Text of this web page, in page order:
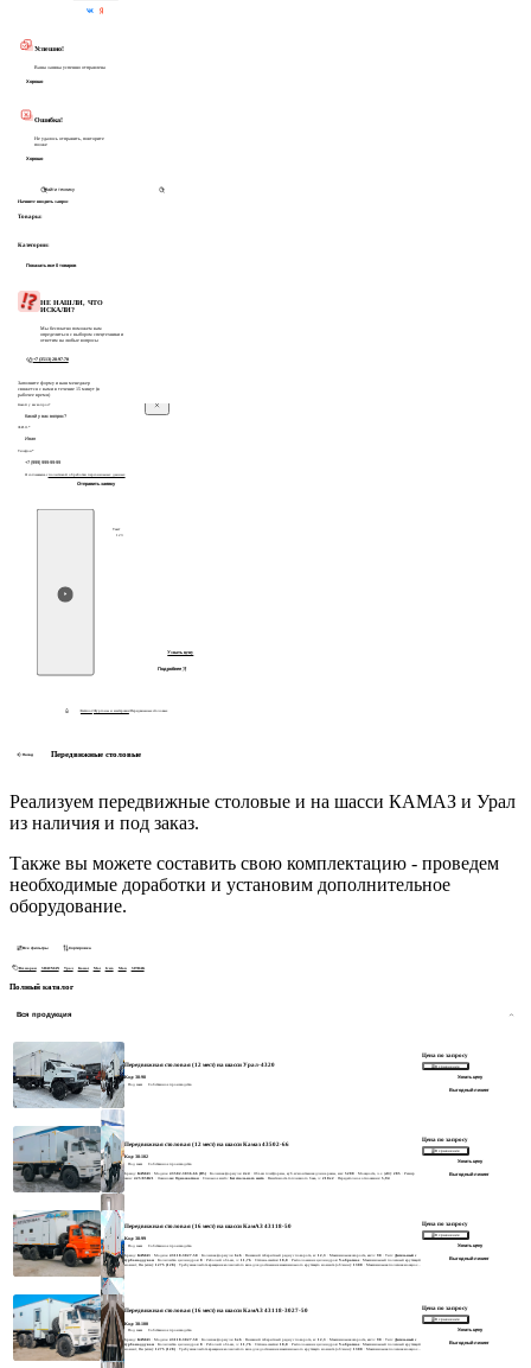
Успешно!
Ваша заявка успешно отправлена
Хорошо
Ошибка!
Не удалось отправить, повторите
позже
Хорошо
Начните вводить запрос
Товары:
Категории:
Показать все 0 товаров
НЕ НАШЛИ, ЧТО
ИСКАЛИ?
Мы бесплатно поможем вам
определиться с выбором спецтехники и
ответим на любые вопросы
+7 (3513) 28-97-70
Заполните форму и наш менеджер
свяжется с вами в течение 15 минут (в
рабочее время)
Какой у вас вопрос?
Ф.И.О.*
Телефон*
Я соглашаюсь с политикой обработки персональных данных
Отправить заявку
Текст
123
Узнать цену
Подробнее
/Каталог/Фургоны и мастерские/Передвижные столовые
Назад Передвижные столовые
Подробнее
Реализуем передвижные столовые и на шасси КАМАЗ и Урал
из наличия и под заказ.
Также вы можете составить свою комплектацию - проведем
необходимые доработки и установим дополнительное
оборудование.
Все фильтры Сортировка
Все марки SHACMAN Урал Камаз Маз Iveco Man SITRAK
Полный каталог
Вся продукция
Передвижная столовая (12 мест) на шасси Урал-4320
Код: 38-98
Под заказ
Собственное производство
Цена по запросу
В сравнение
Узнать цену
Выгодный лизинг
Передвижная столовая (12 мест) на шасси Камаз 43502-66
Код: 38-102
Под заказ
Собственное производство
Бренд:КАМАЗ · Модель:43502-3036-66 (D5) · Колесная формула:4х4 · Объем платформы, куб.м/монтажная длина рамы, мм:5200 · Мощность, л.с. (кВт):285 · Размер
шин:425/85R21 · Ошиновка:Односкатная · Спальное место:Без спального места · Вместимость топливного бака, л:210х2 · Передаточное отношение:5,94
Цена по запросу
В сравнение
Узнать цену
Выгодный лизинг
Передвижная столовая (16 мест) на шасси КамАЗ 43118-50
Код: 38-99
Под заказ
Собственное производство
Бренд:КАМАЗ · Модель:43118-3027-50 · Колесная формула:6х6 · Внешний габаритный радиус поворота, м:12,3 · Максимальная скорость, км/ч:90 · Тип:Дизельный с
турбонаддувом · Количество цилиндров:8 · Рабочий объем, л:11,76 · Степень сжатия:18,0 · Расположение цилиндров:V-образное· Максимальный полезный крутящий
момент, Нм (кгсм):1275 (128) · Требуемая частота вращения коленчатого вала для достижения максимального крутящего момента (об/мин):1300 · Максимальная полезная мощность,
Цена по запросу
В сравнение
Узнать цену
Выгодный лизинг
Передвижная столовая (16 мест) на шасси КамАЗ 43118-3027-50
Код: 38-100
Под заказ
Собственное производство
Бренд:КАМАЗ · Модель:43118-3027-50 · Колесная формула:6х6 · Внешний габаритный радиус поворота, м:12,3 · Максимальная скорость, км/ч:90 · Тип:Дизельный с
турбонаддувом · Количество цилиндров:8 · Рабочий объем, л:11,76 · Степень сжатия:18,0 · Расположение цилиндров:V-образное· Максимальный полезный крутящий
момент, Нм (кгсм):1275 (128) · Требуемая частота вращения коленчатого вала для достижения максимального крутящего момента (об/мин):1300 · Максимальная полезная мощность,
Цена по запросу
В сравнение
Узнать цену
Выгодный лизинг